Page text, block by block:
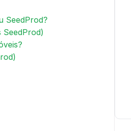
SeedProd?
SeedProd)